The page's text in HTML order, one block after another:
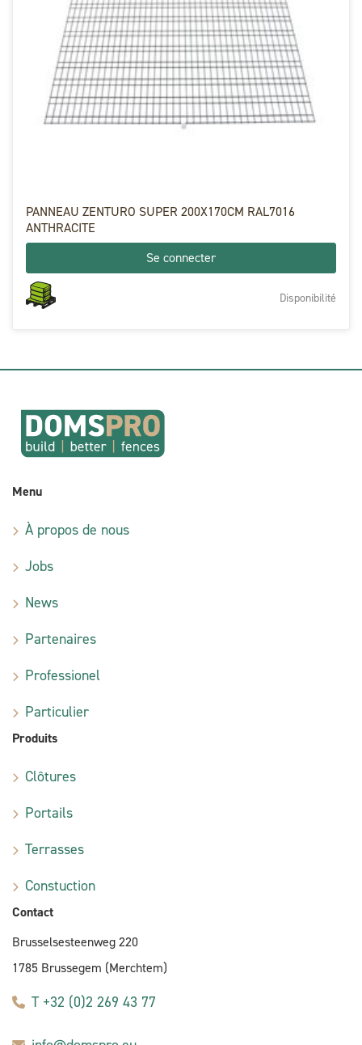
PANNEAU ZENTURO SUPER 200X170CM RAL7016
ANTHRACITE
Se connecter
Disponibilité
Menu
À propos de nous
Jobs
News
Partenaires
Professionel
Particulier
Produits
Clôtures
Portails
Terrasses
Constuction
Contact
Brusselsesteenweg 220
1785 Brussegem (Merchtem)
T +32 (0)2 269 43 77